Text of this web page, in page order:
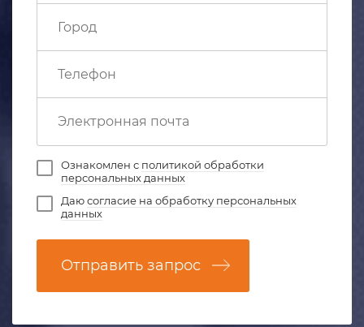
Ознакомлен с политикой обработки
персональных данных
Даюсогласие на обработку персональных
данных
Отправить запрос